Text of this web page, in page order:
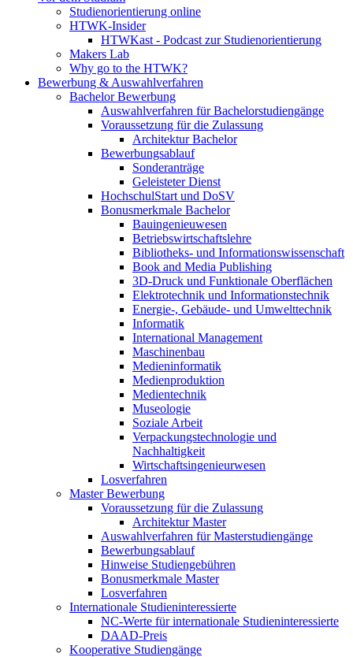
Studienorientierung online
HTWK-Insider
HTWKast - Podcast zur Studienorientierung
Makers Lab
Why go to the HTWK?
Bewerbung & Auswahlverfahren
Bachelor Bewerbung
Auswahlverfahren für Bachelorstudiengänge
Voraussetzung für die Zulassung
Architektur Bachelor
Bewerbungsablauf
Sonderanträge
Geleisteter Dienst
HochschulStart und DoSV
Bonusmerkmale Bachelor
Bauingenieuwesen
Betriebswirtschaftslehre
Bibliotheks- und Informationswissenschaft
Book and Media Publishing
3D-Druck und Funktionale Oberflächen
Elektrotechnik und Informationstechnik
Energie-, Gebäude- und Umwelttechnik
Informatik
International Management
Maschinenbau
Medieninformatik
Medienproduktion
Medientechnik
Museologie
Soziale Arbeit
Verpackungstechnologie und
Nachhaltigkeit
Wirtschaftsingenieurwesen
Losverfahren
Master Bewerbung
Voraussetzung für die Zulassung
Architektur Master
Auswahlverfahren für Masterstudiengänge
Bewerbungsablauf
Hinweise Studiengebühren
Bonusmerkmale Master
Losverfahren
Internationale Studieninteressierte
NC-Werte für internationale Studieninteressierte
DAAD-Preis
Kooperative Studiengänge